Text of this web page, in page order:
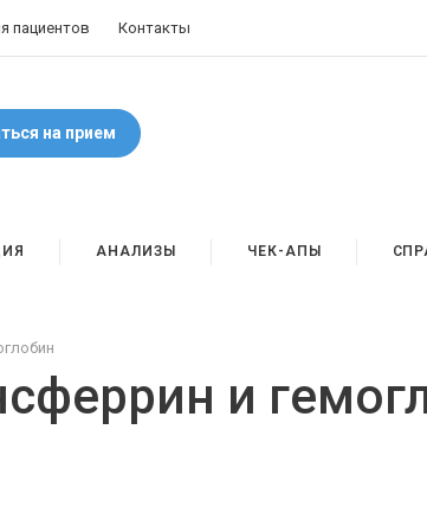
пациентов Контакты
на прием
АНАЛИЗЫ ЧЕК-АПЫ
и